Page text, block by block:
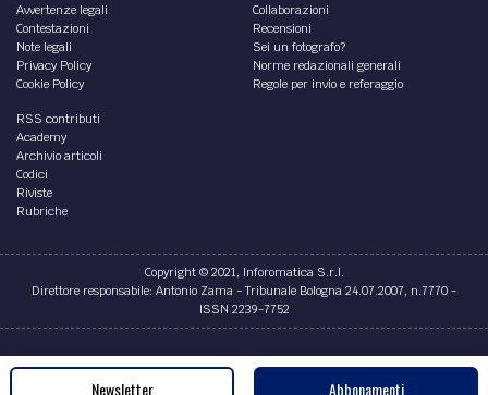
Avvertenze legali
Contestazioni
Note legali
Privacy Policy
Cookie Policy
Collaborazioni
Recensioni
Sei un fotografo?
Norme redazionali generali
Regole per invio e referaggio
RSS contributi
Academy
Archivio articoli
Codici
Riviste
Rubriche
Copyright © 2021, Inforomatica S.r.l.
Direttore responsabile: Antonio Zama - Tribunale Bologna 24.07.2007, n.7770 -
ISSN 2239-7752
Credits
Newsletter Abbonamenti